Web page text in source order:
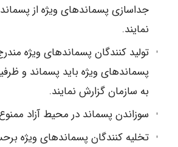
جداسازی پسماندهای ویژه از
نمایند.
تولید کنندگان پسماندهای ویژه
پسماندهای ویژه باید پسماند و
به سازمان گزارش نمایند.
سوزاندن پسماند در محیط آزاد
تخلیه کنندگان پسماندهای ویژه